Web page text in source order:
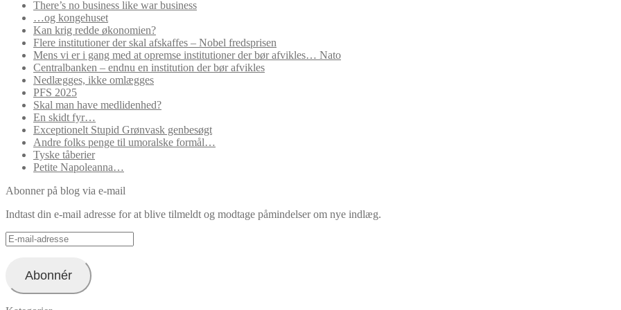
There’s no business like war business
…og kongehuset
Kan krig redde økonomien?
Flere institutioner der skal afskaffes – Nobel fredsprisen
Mens vi er i gang med at opremse institutioner der bør afvikles… Nato
Centralbanken – endnu en institution der bør afvikles
Nedlægges, ikke omlægges
PFS 2025
Skal man have medlidenhed?
En skidt fyr…
Exceptionelt Stupid Grønvask genbesøgt
Andre folks penge til umoralske formål…
Tyske tåberier
Petite Napoleanna…
Abonner på blog via e-mail
Indtast din e-mail adresse for at blive tilmeldt og modtage påmindelser om nye indlæg.
E-
mail-
Abonnér